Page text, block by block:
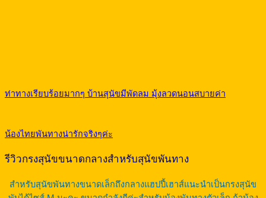
ท่าทางเรียบร้อยมากๆ บ้านสุนัขมีพัดลม มุ้งลวดนอนสบายค่า
น้องไทยพันทางน่ารักจริงๆค่ะ
รีวิวกรงสุนัขขนาดกลางสำหรับสุนัขพันทาง
สำหรับสุนัขพันทางขนาดเล็กถึงกลางแฮปปี้เฮาส์แนะนำเป็นกรงสุนัข